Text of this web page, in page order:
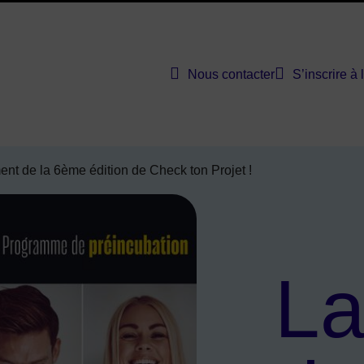
solutions entreprises Nous contacter S’inscrire à
de la 6ème édition de Check ton Projet !